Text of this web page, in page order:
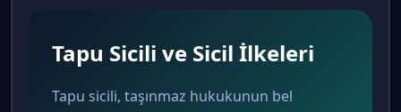
Tapu Sicili ve Sicil İlkeleri
Tapu sicili, taşınmaz hukukunun bel